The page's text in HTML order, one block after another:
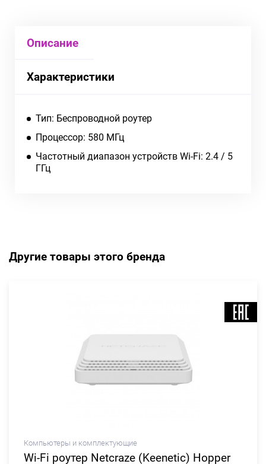
Описание
Характеристики
Тип: Беспроводной роутер
Процессор: 580 МГц
Частотный диапазон устройств Wi-Fi: 2.4 / 5
ГГц
Другие товары этого бренда
Компьютеры и комплектующие
Wi-Fi роутер Netcraze (Keenetic) Hopper